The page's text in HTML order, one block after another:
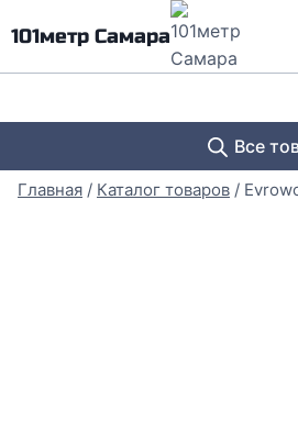
содержимому
101метр Самара
Все
Главная / Каталог товаров /